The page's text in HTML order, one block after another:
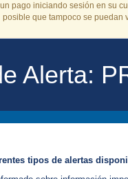
pago iniciando sesión en su
posible que tampoco se puedan
Alerta:
tipos de alertas